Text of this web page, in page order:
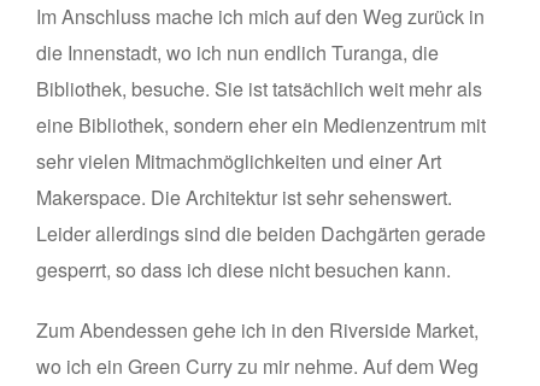
Im Anschluss mache ich mich auf den Weg zurück in
die Innenstadt, wo ich nun endlich Turanga, die
Bibliothek, besuche. Sie ist tatsächlich weit mehr als
eine Bibliothek, sondern eher ein Medienzentrum mit
sehr vielen Mitmachmöglichkeiten und einer Art
Makerspace. Die Architektur ist sehr sehenswert.
Leider allerdings sind die beiden Dachgärten gerade
gesperrt, so dass ich diese nicht besuchen kann.
Zum Abendessen gehe ich in den Riverside Market,
wo ich ein Green Curry zu mir nehme. Auf dem Weg